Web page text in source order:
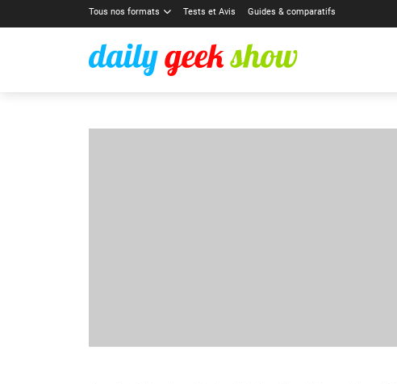
Tous nos formats Tests et Avis Guides & comparatifs